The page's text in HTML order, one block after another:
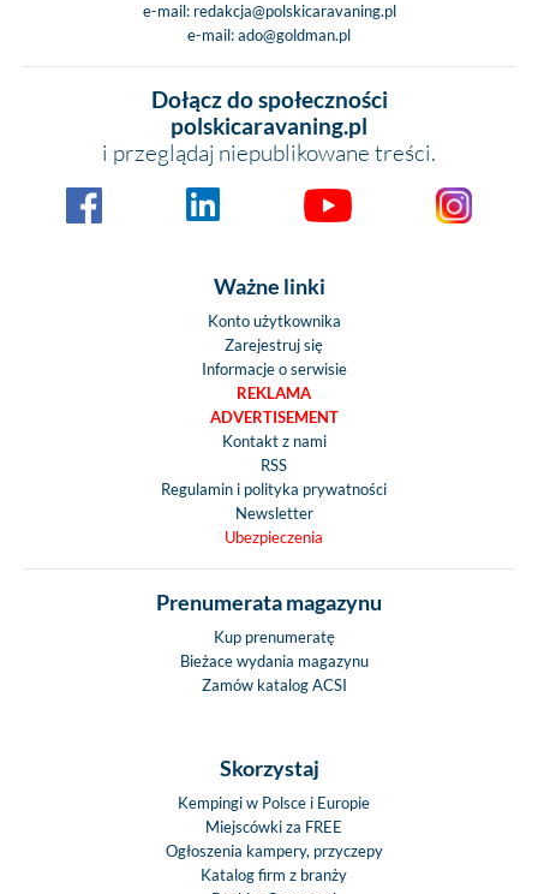
e-mail: redakcja@polskicaravaning.pl
e-mail:ado@goldman.pl
Dołącz do społeczności
polskicaravaning.pl
i przeglądaj niepublikowane treści.
Ważne linki
Konto użytkownika
Zarejestruj się
Informacje o serwisie
REKLAMA
ADVERTISEMENT
Kontakt z nami
RSS
Regulamin i polityka prywatności
Newsletter
Ubezpieczenia
Prenumerata magazynu
Kup prenumeratę
Bieżace wydania magazynu
Zamów katalog ACSI
Skorzystaj
Kempingi w Polsce i Europie
Miejscówki za FREE
Ogłoszenia kampery, przyczepy
Katalog firm z branży